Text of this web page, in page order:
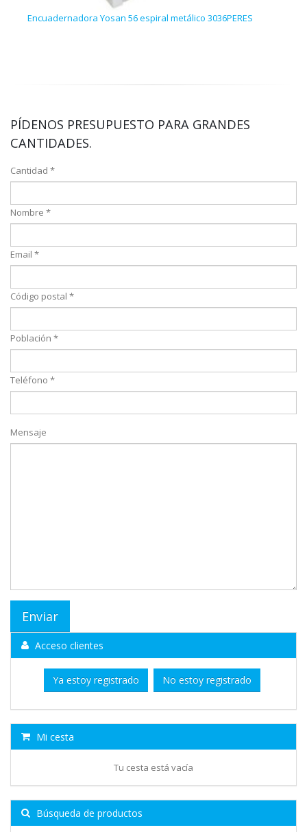
Encuadernadora Yosan 56 espiral metálico 3036PERES
PÍDENOS PRESUPUESTO PARA GRANDES
CANTIDADES.
Cantidad *
Nombre *
Email *
Código postal *
Población *
Teléfono *
Mensaje
Acceso clientes
Ya estoy registrado No estoy registrado
Mi cesta
Tu cesta está vacía
Búsqueda de productos